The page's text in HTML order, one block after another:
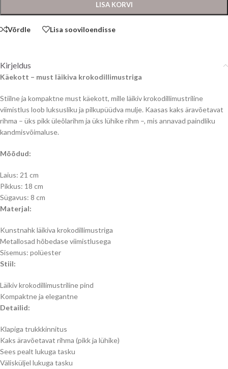
LISA KORVI
Võrdle Lisa sooviloendisse
Kirjeldus
Käekott – must läikiva krokodillimustriga
Stiilne ja kompaktne must käekott, mille läikiv krokodillimustriline
viimistlus loob luksusliku ja pilkupüüdva mulje. Kaasas kaks äravõetavat
rihma – üks pikk üleõlarihm ja üks lühike rihm –, mis annavad paindliku
kandmisvõimaluse.
Mõõdud:
Laius: 21 cm
Pikkus: 18 cm
Sügavus: 8 cm
Materjal:
Kunstnahk läikiva krokodillimustriga
Metallosad hõbedase viimistlusega
Sisemus: polüester
Stiil:
Läikiv krokodillimustriline pind
Kompaktne ja elegantne
Detailid:
Klapiga trukkkinnitus
Kaks äravõetavat rihma (pikk ja lühike)
Sees pealt lukuga tasku
Välisküljel lukuga tasku